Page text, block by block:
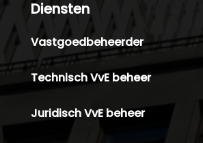
Diensten
Vastgoedbeheerder
Technisch VvE beheer
Juridisch VvE beheer